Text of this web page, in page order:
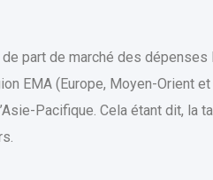
part de marché des dépenses
EMA (Europe, Moyen-Orient
Pacifique. Cela étant dit, la